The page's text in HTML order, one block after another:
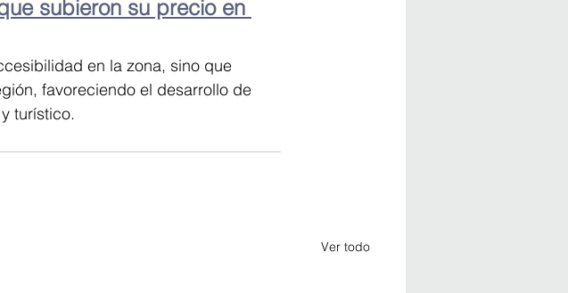
subieron su precio en
en la zona, sino que
favoreciendo el desarrollo de
turístico.
Ver todo